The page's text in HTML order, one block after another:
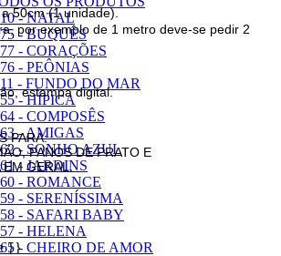
- NATAL
- BUQUÊS
- CORAÇÕES
- PEÔNIAS
- FUNDO DO MAR
- HÍPICA
- COMPOSÊS
- AMIGAS
- SONHO AZUL
- JARDINS
- ROMANCE
- SERENÍSSIMA
- SAFARI BABY
- HELENA
- CHEIRO DE AMOR
50cm (1 unidade).
por exemplo de 1 metro deve-se pedir 2
estampa digital.
PARA:
PANOS DE PRATO E
EM GERAL.
}}